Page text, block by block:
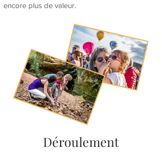
encore plus de valeur.
Déroulement